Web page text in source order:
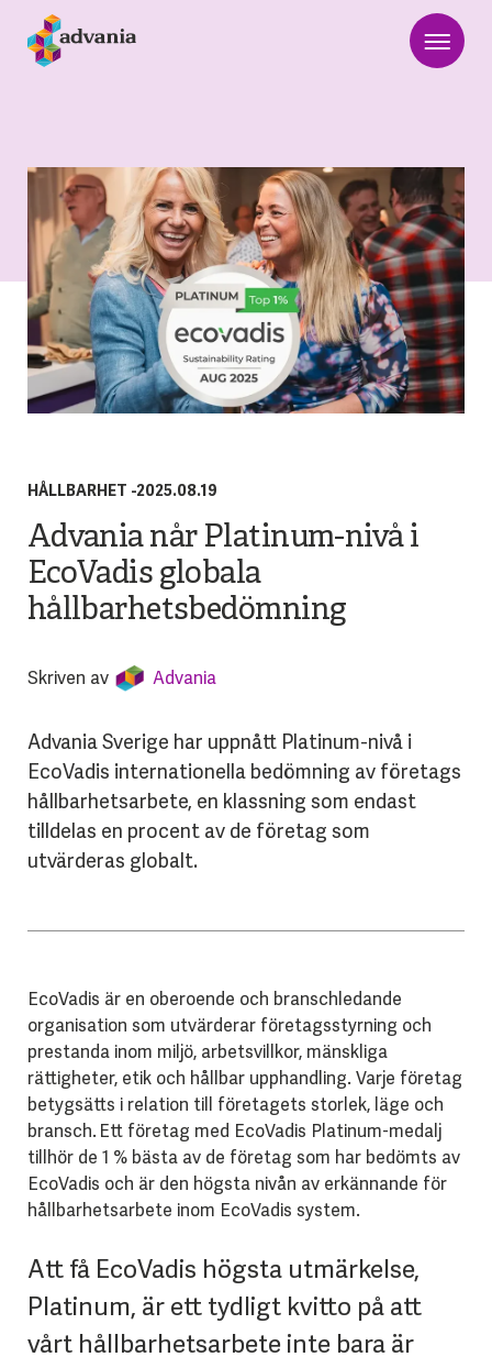
HÅLLBARHET -2025.08.19
Advania når Platinum-nivå i
EcoVadis globala
hållbarhetsbedömning
Skriven av Advania
Advania Sverige har uppnått Platinum-nivå i
EcoVadis internationella bedömning av företags
hållbarhetsarbete, en klassning som endast
tilldelas en procent av de företag som
utvärderas globalt.
EcoVadis är en oberoende och branschledande
organisation som utvärderar företagsstyrning och
prestanda inom miljö, arbetsvillkor, mänskliga
rättigheter, etik och hållbar upphandling. Varje företag
betygsätts i relation till företagets storlek, läge och
bransch. Ett företag med EcoVadis Platinum-medalj
tillhör de 1 % bästa av de företag som har bedömts av
EcoVadis och är den högsta nivån av erkännande för
hållbarhetsarbete inom EcoVadis system.
Att få EcoVadis högsta utmärkelse,
Platinum, är ett tydligt kvitto på att
vårt hållbarhetsarbete inte bara är